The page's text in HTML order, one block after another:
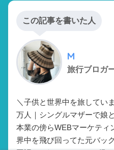
この記事を書いた人
M
旅行ブロガ
＼子供と世界中を旅してい
万人｜シングルマザーで娘
本業の傍らWEBマーケティ
界中を飛び回ってた元バッ